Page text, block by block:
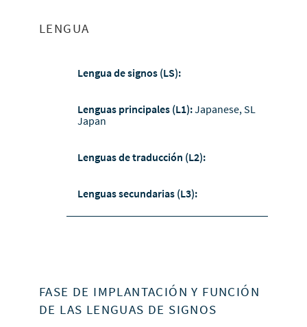
LENGUA
Lengua de signos (LS):
Lenguas principales (L1):Japanese, SL
Japan
Lenguas de traducción (L2):
Lenguas secundarias (L3):
FASE DE IMPLANTACIÓN Y FUNCIÓN
DE LAS LENGUAS DE SIGNOS